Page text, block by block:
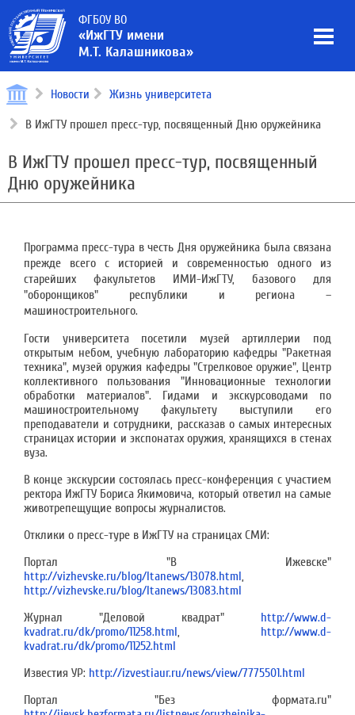
ФГБОУ ВО
«ИжГТУ имени
М.Т. Калашникова»
Новости Жизнь университета
В ИжГТУ прошел пресс-тур, посвященный Дню оружейника
В ИжГТУ прошел пресс-тур, посвященный
Дню оружейника
Программа пресс-тура в честь Дня оружейника была связана
прежде всего с историей и современностью одного из
старейших факультетов ИМИ-ИжГТУ, базового для
"оборонщиков" республики и региона –
машиностроительного.
Гости университета посетили музей артиллерии под
открытым небом, учебную лабораторию кафедры "Ракетная
техника", музей оружия кафедры "Стрелковое оружие", Центр
коллективного пользования "Инновационные технологии
обработки материалов". Гидами и экскурсоводами по
машиностроительному факультету выступили его
преподаватели и сотрудники, рассказав о самых интересных
страницах истории и экспонатах оружия, хранящихся в стенах
вуза.
В конце экскурсии состоялась пресс-конференция с участием
ректора ИжГТУ Бориса Якимовича, который ответил на самые
животрепещущие вопросы журналистов.
Отклики о пресс-туре в ИжГТУ на страницах СМИ:
Портал "В Ижевске"
http://vizhevske.ru/blog/ltanews/13078.html,
http://vizhevske.ru/blog/ltanews/13083.html
Журнал "Деловой квадрат" http://www.d-
kvadrat.ru/dk/promo/11258.html, http://www.d-
kvadrat.ru/dk/promo/11252.html
Известия УР: http://izvestiaur.ru/news/view/7775501.html
Портал "Без формата.ru"